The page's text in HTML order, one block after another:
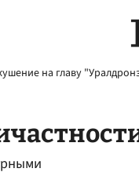
на главу